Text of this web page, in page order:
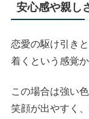
安心感や親し
恋愛の駆け引き
着くという感覚
この場合は強い
笑顔が出やすく